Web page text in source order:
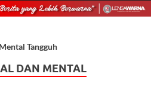
Tangguh
DAN MENTAL